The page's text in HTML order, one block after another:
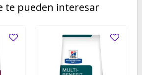
te pueden interesar